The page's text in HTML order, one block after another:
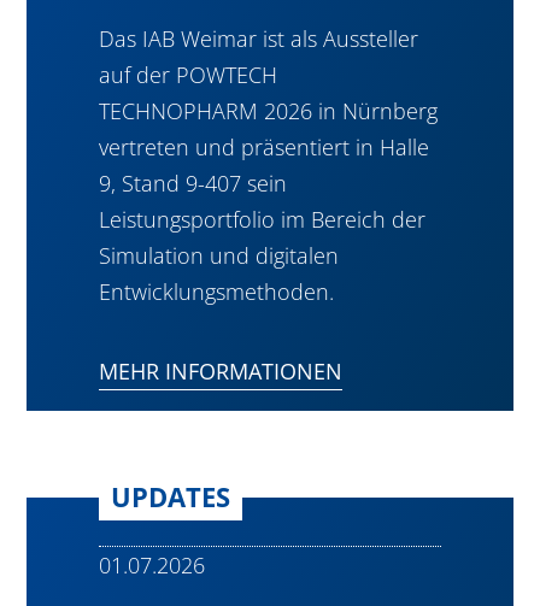
Das IAB Weimar ist als Aussteller
auf der POWTECH
TECHNOPHARM 2026 in Nürnberg
vertreten und präsentiert in Halle
9, Stand 9-407 sein
Leistungsportfolio im Bereich der
Simulation und digitalen
Entwicklungsmethoden.
MEHR INFORMATIONEN
UPDATES
01.07.2026